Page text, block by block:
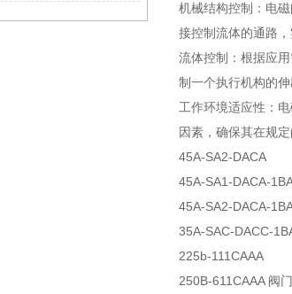
机械结构控制：电
接控制流体的通路，
流体控制：根据应
制一个执行机构的
工作环境适应性：
因素，确保其在规定
45A-SA2-DACA
45A-SA1-DACA-
45A-SA2-DACA-
35A-SAC-DACC-
225b-111CAAA
250B-611CAAA 阀门